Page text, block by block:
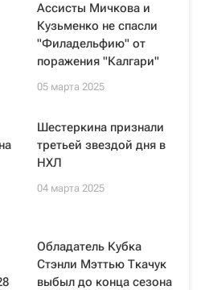
Ассисты Мичкова и
Кузьменко не спасли
"Филадельфию" от
поражения "Калгари"
05 марта 2025
Шестеркина признали
третьей звездой дня в
НХЛ
04 марта 2025
Обладатель Кубка
Стэнли Мэттью Ткачук
выбыл до конца сезона